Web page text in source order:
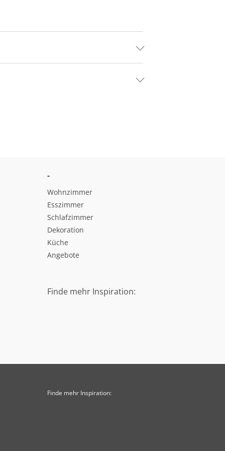
-
Wohnzimmer
Esszimmer
Schlafzimmer
Dekoration
Küche
Angebote
Finde mehr Inspiration:
Finde mehr Inspiration: